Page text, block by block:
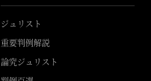
ジュリスト
重要判例解説
論究ジュリスト